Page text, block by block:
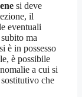
si deve
il
eventuali
ma
è in possesso
è possibile
a cui si
che